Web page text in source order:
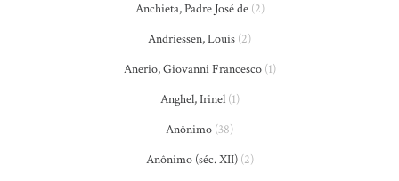
Anchieta, Padre José de(2)
Andriessen, Louis (2)
Anerio, Giovanni Francesco(1)
Anghel, Irinel(1)
Anônimo (38)
Anônimo (séc. XII)(2)